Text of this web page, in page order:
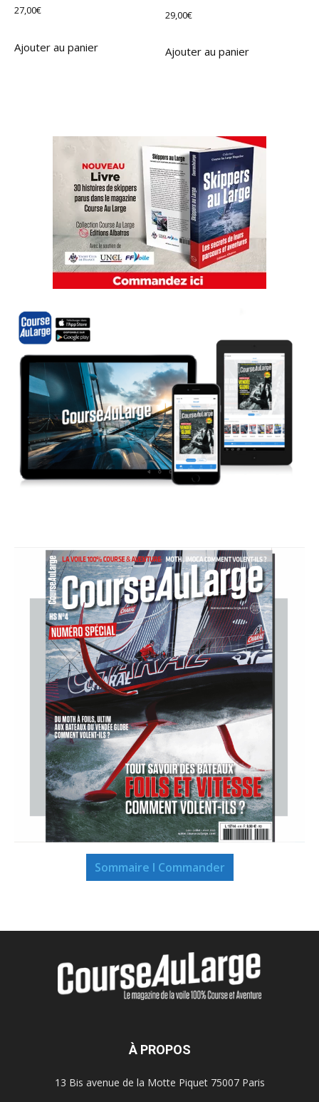
27,00€
Ajouter au panier
29,00€
Ajouter au panier
Sommaire I Commander
À PROPOS
13 Bis avenue de la Motte Piquet 75007 Paris